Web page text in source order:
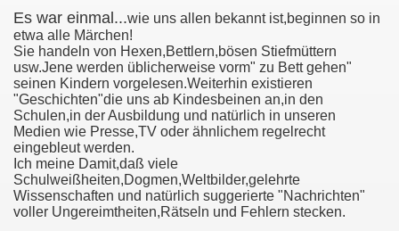
Es war einmal...wie uns allen bekannt ist,beginnen so in
etwa alle Märchen!
Sie handeln von Hexen,Bettlern,bösen Stiefmüttern
usw.Jene werden üblicherweise vorm" zu Bett gehen"
seinen Kindern vorgelesen.Weiterhin existieren
"Geschichten"die uns ab Kindesbeinen an,in den
Schulen,in der Ausbildung und natürlich in unseren
Medien wie Presse,TV oder ähnlichem regelrecht
eingebleut werden.
Ich meine Damit,daß viele
Schulweißheiten,Dogmen,Weltbilder,gelehrte
Wissenschaften und natürlich suggerierte "Nachrichten"
voller Ungereimtheiten,Rätseln und Fehlern stecken.